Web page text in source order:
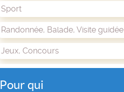
Sport
Randonnée, Balade, Visite guidée
Jeux, Concours
Pour qui